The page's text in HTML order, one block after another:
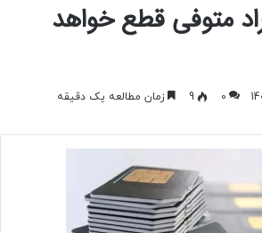
متوفی قطع خواهد
0
9 زمان مطالعه یک دقیقه